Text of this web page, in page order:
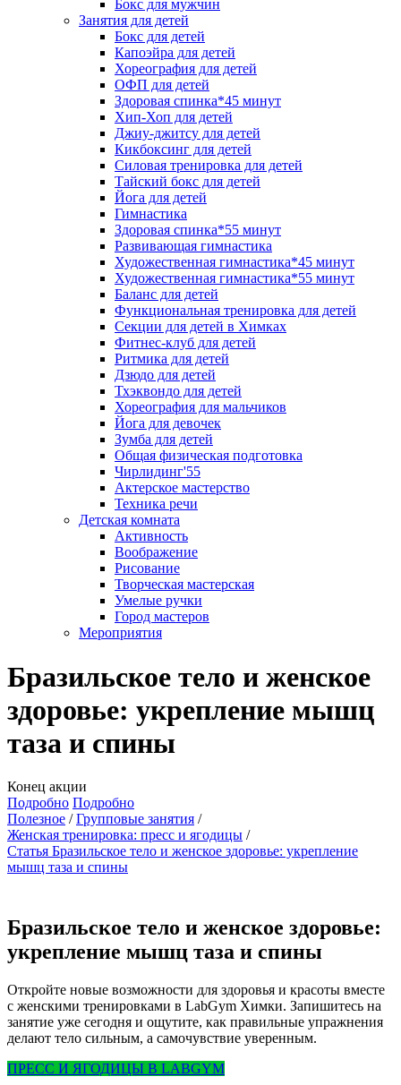
Бокс для мужчин
Занятия для детей
Бокс для детей
Капоэйра для детей
Хореография для детей
ОФП для детей
Здоровая спинка*45 минут
Хип-Хоп для детей
Джиу-джитсу для детей
Кикбоксинг для детей
Силовая тренировка для детей
Тайский бокс для детей
Йога для детей
Гимнастика
Здоровая спинка*55 минут
Развивающая гимнастика
Художественная гимнастика*45 минут
Художественная гимнастика*55 минут
Баланс для детей
Функциональная тренировка для детей
Секции для детей в Химках
Фитнес-клуб для детей
Ритмика для детей
Дзюдо для детей
Тхэквондо для детей
Хореография для мальчиков
Йога для девочек
Зумба для детей
Общая физическая подготовка
Чирлидинг'55
Актерское мастерство
Техника речи
Детская комната
Активность
Воображение
Рисование
Творческая мастерская
Умелые ручки
Город мастеров
Мероприятия
Бразильское тело и женское
здоровье: укрепление мышц
таза и спины
Конец акции
Подробно Подробно
Полезное
Групповые занятия
Женская тренировка: пресс и ягодицы
Статья Бразильское тело и женское здоровье: укрепление
мышц таза и спины
Бразильское тело и женское здоровье:
укрепление мышц таза и спины
Откройте новые возможности для здоровья и красоты вместе
с женскими тренировками в LabGym Химки. Запишитесь на
занятие уже сегодня и ощутите, как правильные упражнения
делают тело сильным, а самочувствие уверенным.
ПРЕСС И ЯГОДИЦЫ B LABGYM